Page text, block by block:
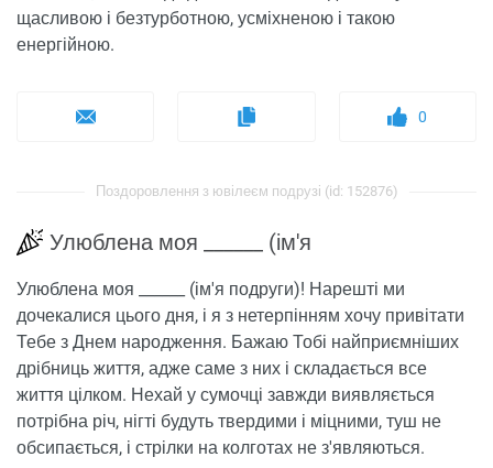
щасливою і безтурботною, усміхненою і такою
енергійною.
0
Поздоровлення з ювілеєм подрузі (id: 152876)
Улюблена моя ______ (ім'я
Улюблена моя ______ (ім'я подруги)! Нарешті ми
дочекалися цього дня, і я з нетерпінням хочу привітати
Тебе з Днем народження. Бажаю Тобі найприємніших
дрібниць життя, адже саме з них і складається все
життя цілком. Нехай у сумочці завжди виявляється
потрібна річ, нігті будуть твердими і міцними, туш не
обсипається, і стрілки на колготах не з'являються.